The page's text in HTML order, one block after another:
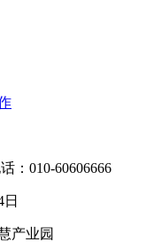
：010-60606666
产业园